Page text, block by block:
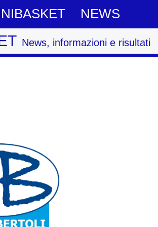
News, informazioni e risultati
NEWS